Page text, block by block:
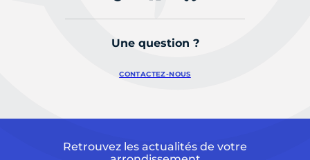
Une question ?
CONTACTEZ-NOUS
Retrouvez les actualités de votre